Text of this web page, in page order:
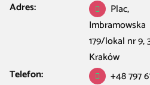
Restauracja Kawiarnia Bar Kraków
Orientu – Kawy specialty, japan
Adres:
Plac,
Imbramowska
179/lokal nr 9,
Kraków
Telefon:
+48 797